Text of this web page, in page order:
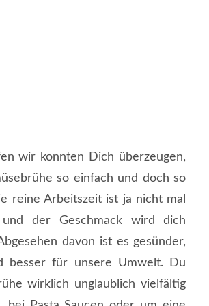
wir konnten Dich überzeugen,
so einfach und doch so
reine Arbeitszeit ist ja nicht mal
der Geschmack wird dich
davon ist es gesünder,
besser für unsere Umwelt. Du
wirklich unglaublich vielfältig